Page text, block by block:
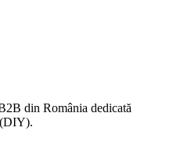
din România dedicată